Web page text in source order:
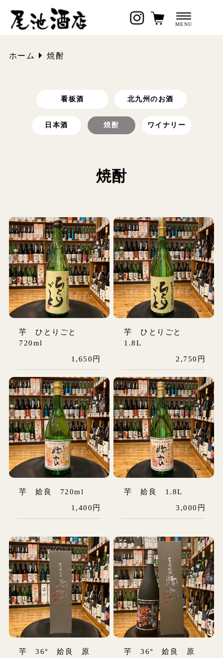
ホーム 焼酎
看板酒 北九州のお酒
日本酒 焼酎 ワイナリー
焼酎
芋 ひとりごと
720ml
1,650円
芋 ひとりごと
1.8L
2,750円
芋 姶良 720ml
1,400円
芋 姶良 1.8L
3,000円
芋 36° 姶良 原
芋 36° 姶良 原